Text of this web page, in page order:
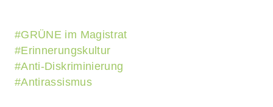
#GRÜNE im Magistrat
#Erinnerungskultur
#Anti-Diskriminierung
#Antirassismus